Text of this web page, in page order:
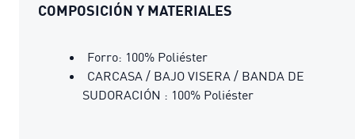
COMPOSICIÓN Y MATERIALES
Forro: 100% Poliéster
CARCASA / BAJO VISERA / BANDA DE
SUDORACIÓN : 100% Poliéster